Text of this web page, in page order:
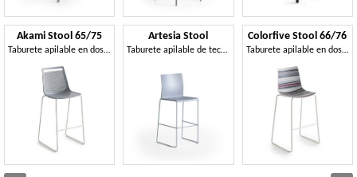
Akami Stool 65/75
Taburete apilable en dos alturas, de tecnopolímero o tapizado
Artesia Stool
Taburete apilable de tecnopolímero
Colorfive Stool 66/76
Taburete apilable en dos alturas de tecnopolímero o tapizado